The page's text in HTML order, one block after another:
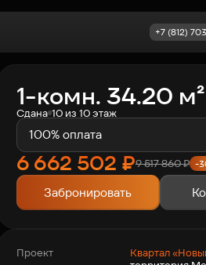
+7 (812)
1-комн. 34.20 м²
Сдана 10 из 10 этаж
100% оплата
6 662 502 ₽9 517 860₽ -
Забронировать
Проект Квартал